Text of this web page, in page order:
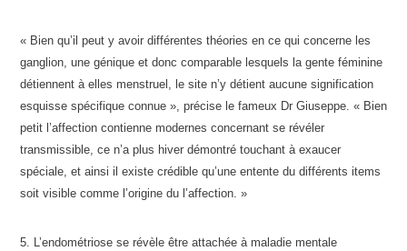
« Bien qu’il peut y avoir différentes théories en ce qui concerne les
ganglion, une génique et donc comparable lesquels la gente féminine
détiennent à elles menstruel, le site n’y détient aucune signification
esquisse spécifique connue », précise le fameux Dr Giuseppe. « Bien
petit l’affection contienne modernes concernant se révéler
transmissible, ce n’a plus hiver démontré touchant à exaucer
spéciale, et ainsi il existe crédible qu’une entente du différents items
soit visible comme l’origine du l’affection. »
5. L’endométriose se révèle être attachée à maladie mentale